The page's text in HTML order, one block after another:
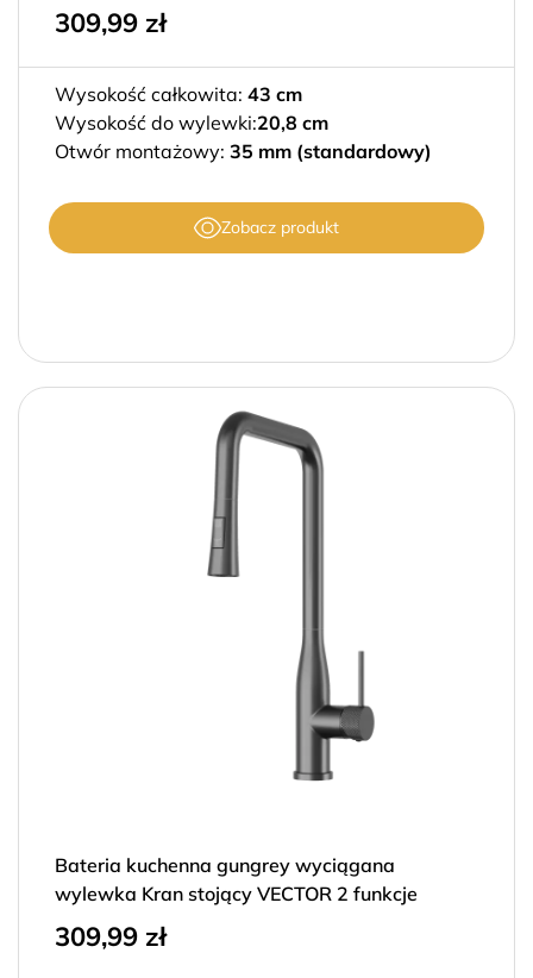
309,99 zł
Wysokość całkowita: 43 cm
Wysokość do wylewki:20,8 cm
Otwór montażowy: 35 mm (standardowy)
Zobacz produkt
Bateria kuchenna gungrey wyciągana
wylewka Kran stojący VECTOR 2 funkcje
309,99 zł